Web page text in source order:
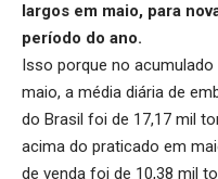
largos em maio, para
período do ano.
Isso porque no
maio, a média diária de
do Brasil foi de 17,17 mil
acima do praticado em
de venda foi de 10,38 mil